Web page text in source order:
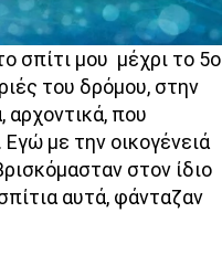
σπίτι μου μέχρι το 5ο
του δρόμου, στην
αρχοντικά, που
Εγώ με την οικογένειά
στον ίδιο
αυτά, φάνταζαν